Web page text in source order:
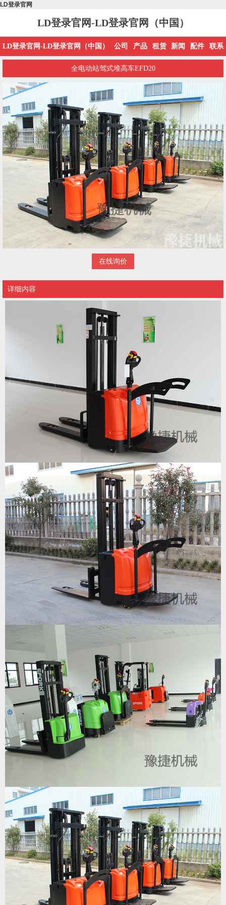
LD登录官网
LD登录官网-LD登录官网（中国）
LD登录官网-LD登录官网（中国） 公司 产品 租赁 新闻 配件 联系
全电动站驾式堆高车EFD20
在线询价
详细内容